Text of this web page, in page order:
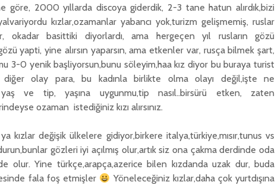
göre, 2000 yıllarda discoya giderdik, 2-3 tane hatun alırdık,bizi
kızlar,ozamanlar yabancı yok,turizm gelişmemiş, ruslar
okadar basittiki diyorlardı, ama hergeçen yıl rusların gözü
yapti, yine alırsın yaparsın, ama etkenler var, rusça bilmek şart,
3-0 yenik başliyorsun,bunu söleyim,haa kız diyor bu buraya turist
diğer olay para, bu kadınla birlikte olma olayı değil,işte ne
ve tip, yaşına uygunmu,tip nasıl..birsürü etken, zaten
ozaman istediğiniz kızı alırsınız.
kızlar değişik ülkelere gidiyor,birkere italya,türkiye,mısır,tunus vs
gözleri iyi açılmış olur,artık siz ona çakma derdinde oda
olur. Yine türkçe,arapça,azerice bilen kızdanda uzak dur, buda
fala foş etmişler
Yöneleceğiniz kızlar,daha çok yurtdışına